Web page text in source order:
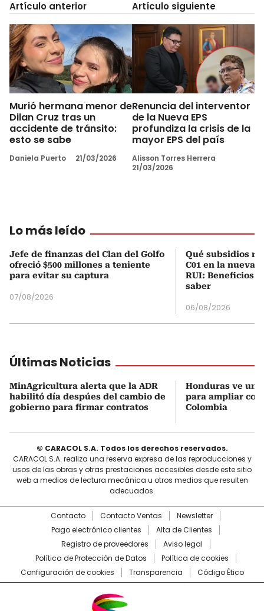
Artículo anterior
Murió hermana menor de
Dilan Cruz tras un
accidente de tránsito:
esto se sabe
Daniela Puerto 21/03/2026
Artículo siguiente
Renuncia del interventor
de la Nueva EPS
profundiza la crisis de la
mayor EPS del país
Alisson Torres Herrera
21/03/2026
Lo más leído
Jefe de finanzas del Clan del Golfo
ofreció $500 millones a teniente
para evitar su captura
07/08/2026
Qué subsidios
C01 en la nueva
RUI: Beneficios
saber
06/08/2026
Últimas Noticias
MinAgricultura alerta que la ADR
habilitó día despúes del cambio de
gobierno para firmar contratos
Honduras ve
para ampliar
Colombia
© CARACOL S.A. Todos los derechos reservados.
CARACOL S.A. realiza una reserva expresa de las reproducciones y
usos de las obras y otras prestaciones accesibles desde este sitio
web a medios de lectura mecánica u otros medios que resulten
adecuados.
Contacto Contacto Ventas
Newsletter
Pago electrónico clientes
Alta de Clientes
Registro de proveedores
Aviso legal
Política de Protección de Datos
Política de cookies
Configuración de cookies
Transparencia Código Ético